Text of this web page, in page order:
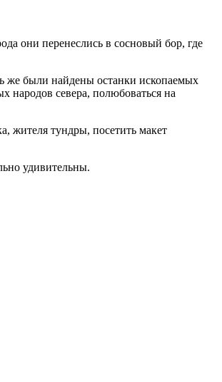
они перенеслись в сосновый бор, где
же были найдены останки ископаемых
севера, полюбоваться на
жителя тундры, посетить макет
удивительны.